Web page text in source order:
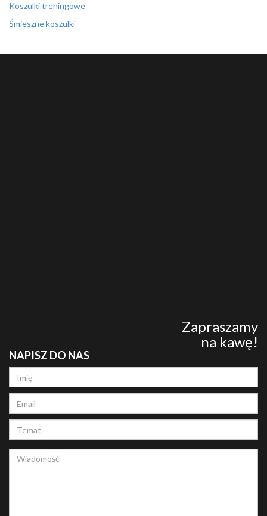
Koszulki treningowe
Śmieszne koszulki
Zapraszamy
na kawę!
NAPISZ DO NAS